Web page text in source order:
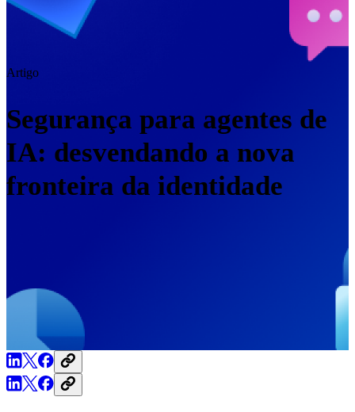
Artigo
Segurança para agentes de
IA: desvendando a nova
fronteira da identidade